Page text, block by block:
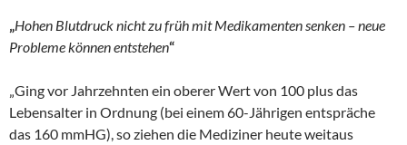
„Hohen Blutdruck nicht zu früh mit Medikamenten senken – neue
Probleme können entstehen“
„Ging vor Jahrzehnten ein oberer Wert von 100 plus das
Lebensalter in Ordnung (bei einem 60-Jährigen entspräche
das 160 mmHG), so ziehen die Mediziner heute weitaus